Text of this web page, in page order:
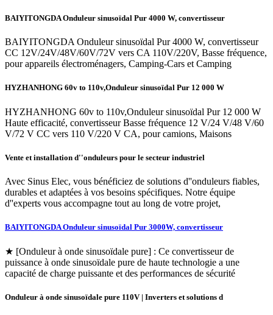
BAIYITONGDA Onduleur sinusoïdal Pur 4000 W, convertisseur
BAIYITONGDA Onduleur sinusoïdal Pur 4000 W, convertisseur
CC 12V/24V/48V/60V/72V vers CA 110V/220V, Basse fréquence,
pour appareils électroménagers, Camping-Cars et Camping
HYZHANHONG 60v to 110v,Onduleur sinusoïdal Pur 12 000 W
HYZHANHONG 60v to 110v,Onduleur sinusoïdal Pur 12 000 W
Haute efficacité, convertisseur Basse fréquence 12 V/24 V/48 V/60
V/72 V CC vers 110 V/220 V CA, pour camions, Maisons
Vente et installation d''onduleurs pour le secteur industriel
Avec Sinus Elec, vous bénéficiez de solutions d''onduleurs fiables,
durables et adaptées à vos besoins spécifiques. Notre équipe
d''experts vous accompagne tout au long de votre projet,
BAIYITONGDA Onduleur sinusoïdal Pur 3000W, convertisseur
★ [Onduleur à onde sinusoïdale pure] : Ce convertisseur de
puissance à onde sinusoïdale pure de haute technologie a une
capacité de charge puissante et des performances de sécurité
Onduleur à onde sinusoïdale pure 110V | Inverters et solutions d